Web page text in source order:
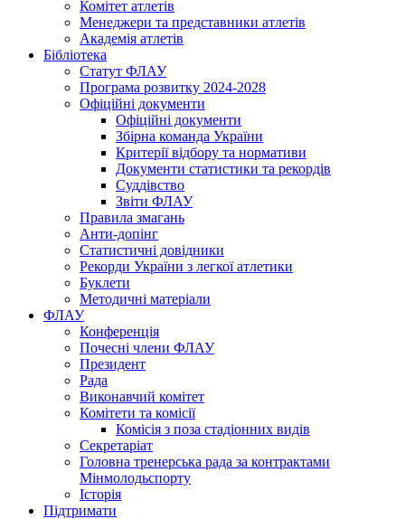
Комітет атлетів
Менеджери та представники атлетів
Академія атлетів
Бібліотека
Статут ФЛАУ
Програма розвитку 2024-2028
Офіційні документи
Офіційні документи
Збірна команда України
Критерії відбору та нормативи
Документи статистики та рекордів
Суддівство
Звіти ФЛАУ
Правила змагань
Анти-допінг
Статистичні довідники
Рекорди України з легкої атлетики
Буклети
Методичні матеріали
ФЛАУ
Конференція
Почесні члени ФЛАУ
Президент
Рада
Виконавчий комітет
Комітети та комісії
Комісія з поза стадіонних видів
Секретаріат
Головна тренерська рада за контрактами
Мінмолодьспорту
Історія
Підтримати